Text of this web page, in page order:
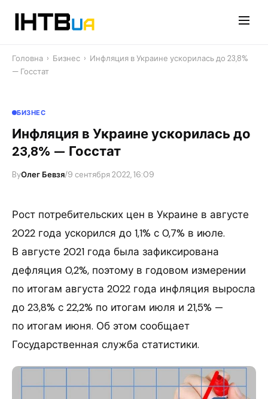
Головна › Бизнес › Инфляция в Украине ускорилась до 23,8%
— Госстат
БИЗНЕС
Инфляция в Украине ускорилась до
23,8% — Госстат
ByОлег Бевзя/9 сентября 2022, 16:09
Рост потребительских цен в Украине в августе
2022 года ускорился до 1,1% с 0,7% в июле.
В августе 2021 года была зафиксирована
дефляция 0,2%, поэтому в годовом измерении
по итогам августа 2022 года инфляция выросла
до 23,8% с 22,2% по итогам июля и 21,5% —
по итогам июня. Об этом сообщает
Государственная служба статистики.